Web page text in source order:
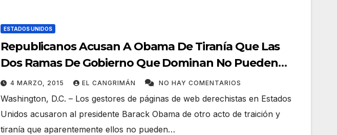
ESTADOS UNIDOS
Republicanos Acusan A Obama De Tiranía Que Las
Dos Ramas De Gobierno Que Dominan No Pueden
Detener
4 MARZO, 2015 EL CANGRIMÁN NO HAY COMENTARIOS
Washington, D.C. – Los gestores de páginas de web derechistas en Estados
Unidos acusaron al presidente Barack Obama de otro acto de traición y
tiranía que aparentemente ellos no pueden…